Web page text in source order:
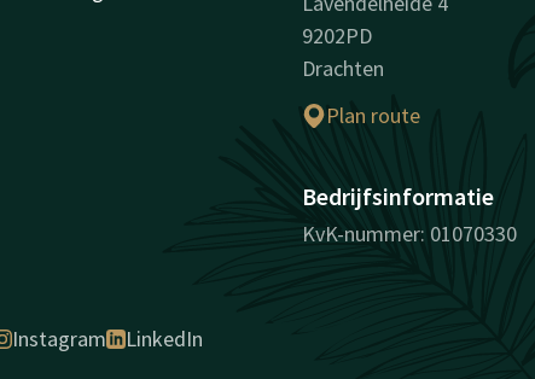
9202PD
Drachten
Plan route
Bedrijfsinformatie
KvK-nummer: 01070330
Instagram LinkedIn